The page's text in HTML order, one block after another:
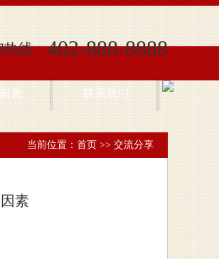
热线：402-888-8888
言 联系我们
当前位置： 首页 >> 交流分享
素